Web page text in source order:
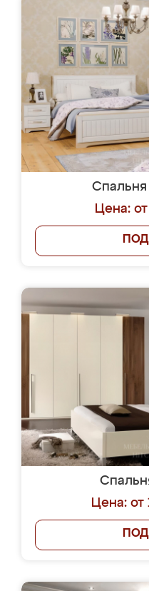
Цена:
Цена: от